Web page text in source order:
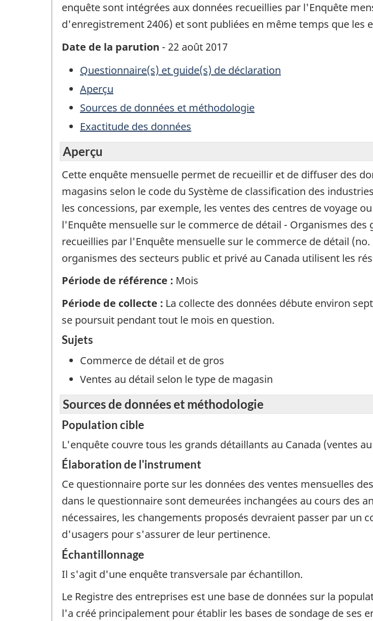
enquête sont intégrées aux données recueillies par l'Enquête
d'enregistrement 2406) et sont publiées en même temps que
Date de la parution - 22 août 2017
Questionnaire(s) et guide(s) de déclaration
Aperçu
Sources de données et méthodologie
Exactitude des données
Aperçu
Cette enquête mensuelle permet de recueillir et de diffuser des
magasins selon le code du Système de classification des
les concessions, par exemple, les ventes des centres de voyage
l'Enquête mensuelle sur le commerce de détail - Organismes
recueillies par l'Enquête mensuelle sur le commerce de détail
organismes des secteurs public et privé au Canada utilisent les
Période de référence : Mois
Période de collecte : La collecte des données débute environ
se poursuit pendant tout le mois en question.
Sujets
Commerce de détail et de gros
Ventes au détail selon le type de magasin
Sources de données et méthodologie
Population cible
L'enquête couvre tous les grands détaillants au Canada (ventes
Élaboration de l'instrument
Ce questionnaire porte sur les données des ventes mensuelles
dans le questionnaire sont demeurées inchangées au cours des
nécessaires, les changements proposés devraient passer par un
d'usagers pour s'assurer de leur pertinence.
Échantillonnage
Il s'agit d'une enquête transversale par échantillon.
Le Registre des entreprises est une base de données sur la
l'a créé principalement pour établir les bases de sondage de ses